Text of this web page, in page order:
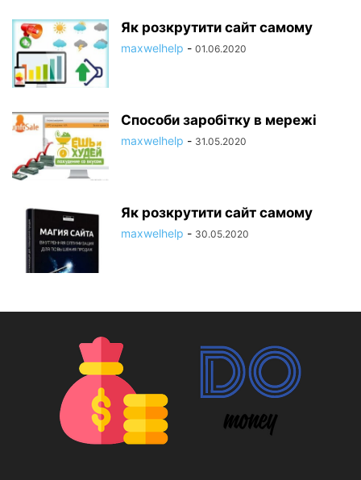
Як розкрутити сайт самому
maxwelhelp - 01.06.2020
Способи заробітку в мережі
maxwelhelp - 31.05.2020
Як розкрутити сайт самому
maxwelhelp - 30.05.2020